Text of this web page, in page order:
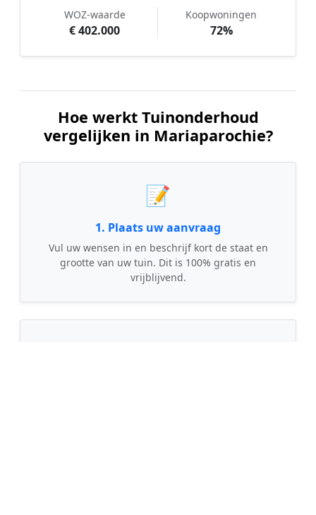
WOZ-waarde
€ 402.000
Koopwoningen
72%
Hoe werkt Tuinonderhoud
vergelijken in Mariaparochie?
📝
1. Plaats uw aanvraag
Vul uw wensen in en beschrijf kort de staat en
grootte van uw tuin. Dit is 100% gratis en
vrijblijvend.